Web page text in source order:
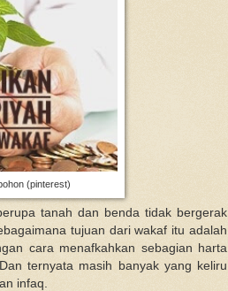
(pinterest)
tanah dan benda tidak bergerak
tujuan dari wakaf itu adalah
cara menafkahkan sebagian harta
ternyata masih banyak yang keliru
infaq.